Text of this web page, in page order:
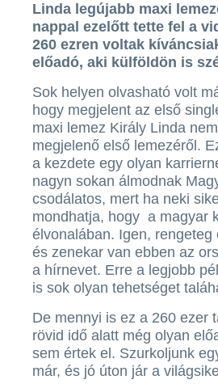
Linda legújabb maxi
nappal ezelőtt tette fel a
260 ezren voltak
előadó, aki külföldön is
Sok helyen olvasható volt
hogy megjelent az első
maxi lemez Király Linda
megjelenő első lemezéről.
a kezdete egy olyan
nagyn sokan álmodnak
csodálatos, mert ha neki
mondhatja, hogy a magyar
élvonalában. Igen,
és zenekar van ebben az
a hírnevet. Erre a legjobb
is sok olyan tehetséget
De mennyi is ez a 260 ezer
rövid idő alatt még olyan
sem értek el. Szurkoljunk
már, és jó úton jár a